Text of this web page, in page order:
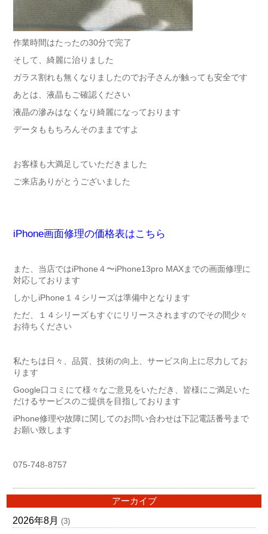
作業時間はたったの30分で完了
そして、綺麗に治りました
ガラス割れも無くなりましたのでお子さんが触っても安全です
あとは、液晶もご確認ください
液晶の滲みはなくなり綺麗になっております
データももちろんそのままですよ
お客様も大満足していただきました
ご来店ありがとうございました
iPhone画面修理の価格表はこちら
また、当店ではiPhone４〜iPhone13pro MAXまでの画面修理に
対応しております
しかしiPhone１４シリーズは準備中となります
ただ、１４シリーズもすぐにリリースされますのでその間少々
お待ちください
私たちは日々、品質、技術の向上、サービス向上に尽力してお
ります
Google口コミにて様々なご意見をいただき、皆様にご満足いた
だけるサービスのご提供を目指しております
iPhone修理や故障に関してのお問い合わせは下記電話番号まで
お願い致します
075-748-8757
アーカイブ
2026年8月 (3)